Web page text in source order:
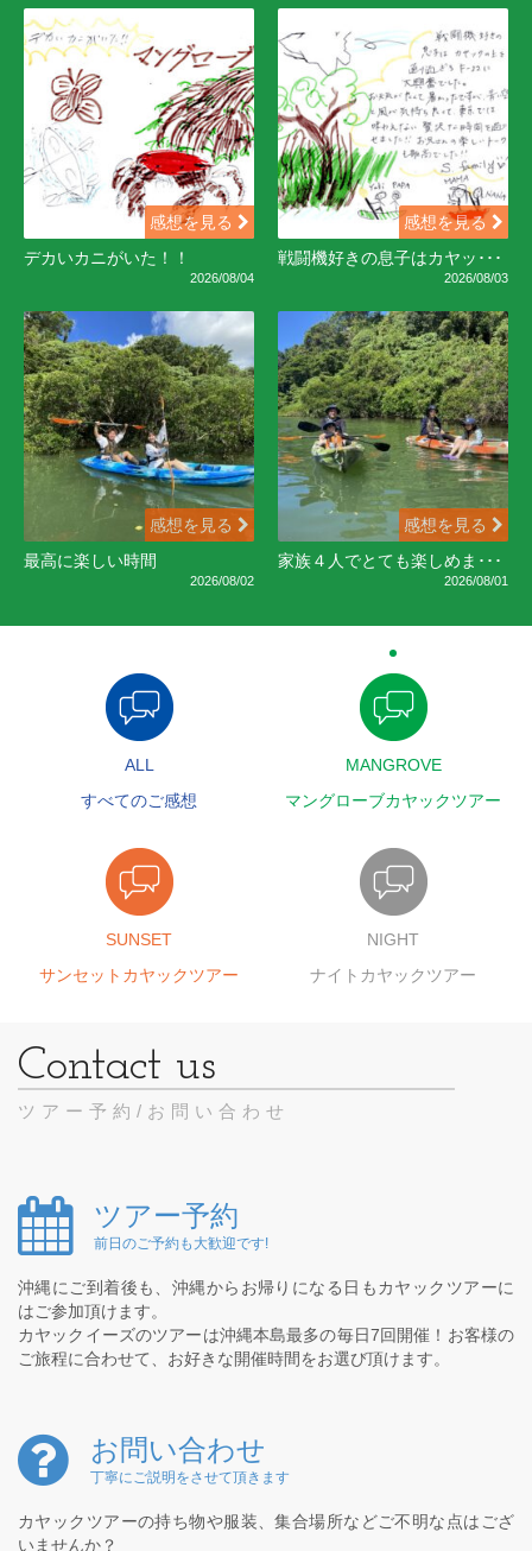
感想を見る
デカいカニがいた！！
2026/08/04
感想を見る
戦闘機好きの息子はカヤッ･･･
2026/08/03
感想を見る
最高に楽しい時間
2026/08/02
感想を見る
家族４人でとても楽しめま･･･
2026/08/01
ALL
すべてのご感想
MANGROVE
マングローブカヤックツアー
SUNSET
サンセットカヤックツアー
NIGHT
ナイトカヤックツアー
ツアー予約/お問い合わせ
ツアー予約
前日のご予約も大歓迎です!
沖縄にご到着後も、沖縄からお帰りになる日もカヤックツアーに
はご参加頂けます。
カヤックイーズのツアーは沖縄本島最多の毎日7回開催！お客様の
ご旅程に合わせて、お好きな開催時間をお選び頂けます。
お問い合わせ
丁寧にご説明をさせて頂きます
カヤックツアーの持ち物や服装、集合場所などご不明な点はござ
いませんか？